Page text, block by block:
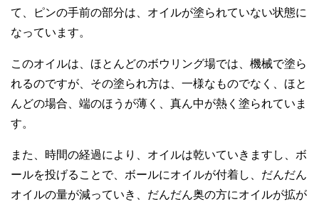
て、ピンの手前の部分は、オイルが塗られていない状態に
なっています。
このオイルは、ほとんどのボウリング場では、機械で塗ら
れるのですが、その塗られ方は、一様なものでなく、ほと
んどの場合、端のほうが薄く、真ん中が熱く塗られていま
す。
また、時間の経過により、オイルは乾いていきますし、ボ
ールを投げることで、ボールにオイルが付着し、だんだん
オイルの量が減っていき、だんだん奥の方にオイルが拡が